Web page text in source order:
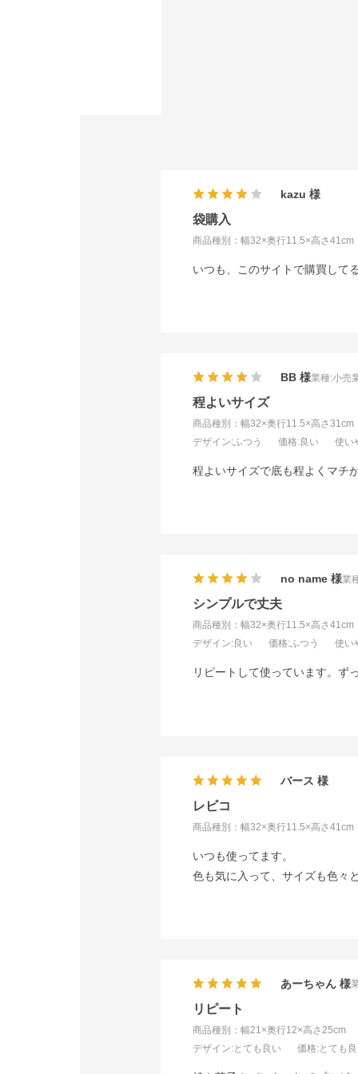
袋購入
商品種別：幅32×奥行11.5×高さ41cm
kazu
いつも、このサイトで購買して
程よいサイズ
商品種別：幅32×奥行11.5×高さ31cm
デザイン:ふつう 価格:良い 使い
BB 業種:小売
程よいサイズで底も程よくマチ
シンプルで丈夫
商品種別：幅32×奥行11.5×高さ41cm
デザイン:良い 価格:ふつう 使い
no name 業
リピートして使っています。ず
レビコ
商品種別：幅32×奥行11.5×高さ41cm
バース
いつも使ってます。
色も気に入って、サイズも色々
リピート
商品種別：幅21×奥行12×高さ25cm
デザイン:とても良い 価格:とても
あーちゃん